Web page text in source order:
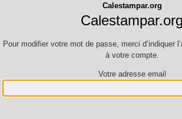
Calestampar.org
Calestampar.org
Pour modifier votre mot de passe, merci d’indiquer
à votre compte.
Votre adresse email